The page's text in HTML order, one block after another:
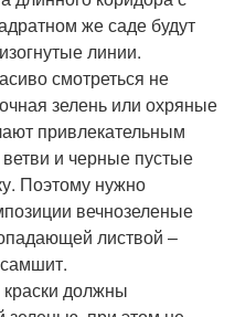
же саде будут
линии.
смотреться не
зелень или охряные
привлекательным
и черные пустые
Поэтому нужно
вечнозеленые
листвой –
должны